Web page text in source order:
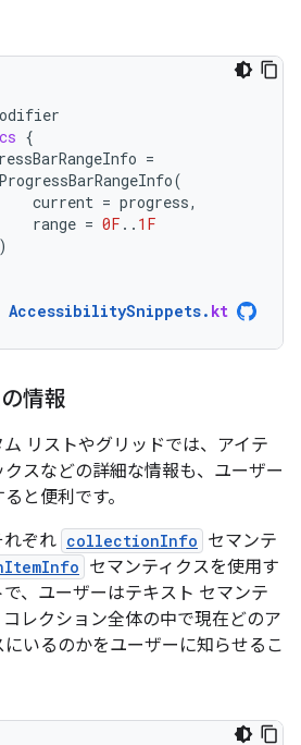
{
=
ProgressBarRangeInfo(
current = progress,
range = 0F .. 1F
)
AccessibilitySnippets. kt
情報
リストやグリッドでは、アイテ
スなどの詳細な情報も、ユーザー
と便利です。
れぞれ collectionInfo セマンテ
セマンティクスを使用す
、ユーザーはテキスト セマンテ
レクション全体の中で現在どのア
いるのかをユーザーに知らせるこ